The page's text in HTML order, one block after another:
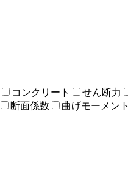
コンクリート せん断力
断面係数 曲げモーメント